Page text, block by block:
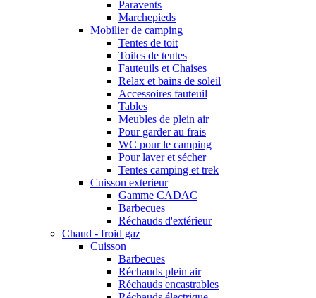
Paravents
Marchepieds
Mobilier de camping
Tentes de toit
Toiles de tentes
Fauteuils et Chaises
Relax et bains de soleil
Accessoires fauteuil
Tables
Meubles de plein air
Pour garder au frais
WC pour le camping
Pour laver et sécher
Tentes camping et trek
Cuisson exterieur
Gamme CADAC
Barbecues
Réchauds d'extérieur
Chaud - froid gaz
Cuisson
Barbecues
Réchauds plein air
Réchauds encastrables